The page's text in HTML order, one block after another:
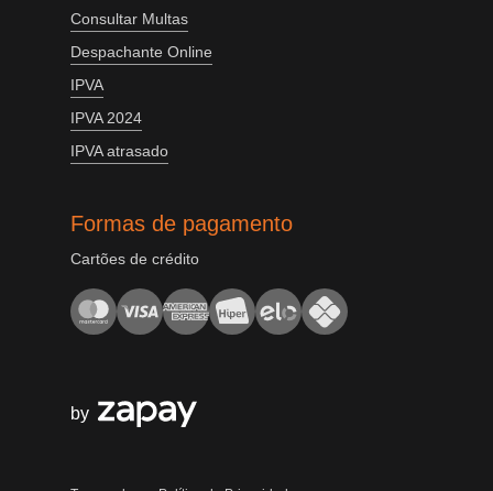
Consultar Multas
Despachante Online
IPVA
IPVA 2024
IPVA atrasado
Formas de pagamento
Cartões de crédito
by